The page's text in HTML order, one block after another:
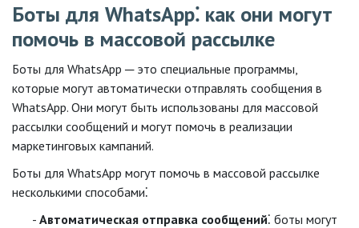
Боты для WhatsApp⁚ как они могут
помочь в массовой рассылке
Боты для WhatsApp ─ это специальные программы,
которые могут автоматически отправлять сообщения в
WhatsApp. Они могут быть использованы для массовой
рассылки сообщений и могут помочь в реализации
маркетинговых кампаний.
Боты для WhatsApp могут помочь в массовой рассылке
несколькими способами⁚
Автоматическая отправка сообщений⁚ боты могут